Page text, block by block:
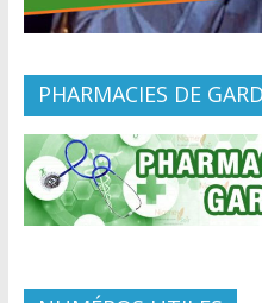
PHARMACIES DE